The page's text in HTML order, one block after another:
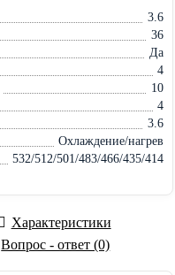
3.6
36
Да
4
10
4
3.6
Охлаждение/нагрев
532/512/501/483/466/435/414
Характеристики
Вопрос - ответ (0)